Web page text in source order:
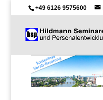
+49 6126 9575600